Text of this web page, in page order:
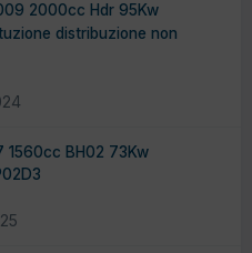
2000cc Hdr 95Kw
distribuzione non
1560cc BH02 73Kw